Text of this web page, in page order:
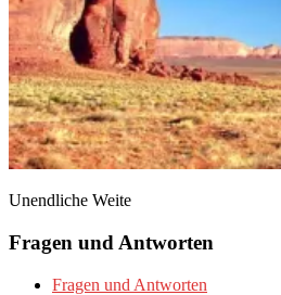
Unendliche Weite
Fragen und Antworten
Fragen und Antworten